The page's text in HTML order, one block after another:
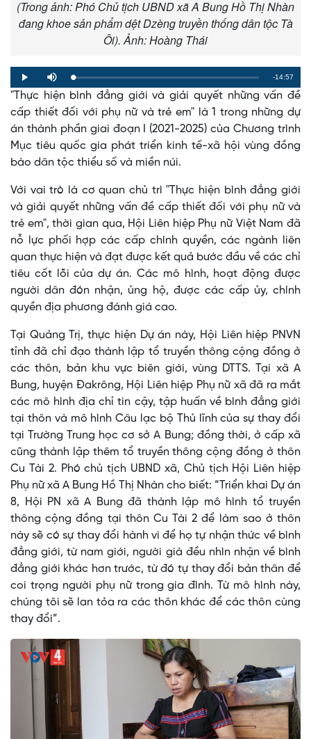
(Trong ảnh: Phó Chủ tịch UBND xã A Bung Hồ Thị Nhàn
đang khoe sản phẩm dệt Dzèng truyền thống dân tộc Tà
Ôi). Ảnh: Hoàng Thái
Play Mute Loaded:
0%
Progress:
0%
Remaining
Time
-14:57
"Thực hiện bình đẳng giới và giải quyết những vấn đề
cấp thiết đối với phụ nữ và trẻ em" là 1 trong những dự
án thành phần giai đoạn I (2021-2025) của Chương trình
Mục tiêu quốc gia phát triển kinh tế-xã hội vùng đồng
bào dân tộc thiểu số và miền núi.
Với vai trò là cơ quan chủ trì "Thực hiện bình đẳng giới
và giải quyết những vấn đề cấp thiết đối với phụ nữ và
trẻ em", thời gian qua, Hội Liên hiệp Phụ nữ Việt Nam đã
nỗ lực phối hợp các cấp chính quyền, các ngành liên
quan thực hiện và đạt được kết quả bước đầu về các chỉ
tiêu cốt lõi của dự án. Các mô hình, hoạt động được
người dân đón nhận, ủng hộ, được các cấp ủy, chính
quyền địa phương đánh giá cao.
Tại Quảng Trị, thực hiện Dự án này, Hội Liên hiệp PNVN
tỉnh đã chỉ đạo thành lập tổ truyền thông cộng đồng ở
các thôn, bản khu vực biên giới, vùng DTTS. Tại xã A
Bung, huyện Đakrông, Hội Liên hiệp Phụ nữ xã đã ra mắt
các mô hình địa chỉ tin cậy, tập huấn về bình đẳng giới
tại thôn và mô hình Câu lạc bộ Thủ lĩnh của sự thay đổi
tại Trường Trung học cơ sở A Bung; đồng thời, ở cấp xã
cũng thành lập thêm tổ truyền thông cộng đồng ở thôn
Cu Tài 2. Phó chủ tịch UBND xã, Chủ tịch Hội Liên hiệp
Phụ nữ xã A Bung Hồ Thị Nhàn cho biết: “Triển khai Dự án
8, Hội PN xã A Bung đã thành lập mô hình tổ truyền
thông cộng đồng tại thôn Cu Tài 2 để làm sao ở thôn
này sẽ có sự thay đổi hành vi để họ tự nhận thức về bình
đẳng giới, từ nam giới, người già đều nhìn nhận về bình
đẳng giới khác hơn trước, từ đó tự thay đổi bản thân để
coi trọng người phụ nữ trong gia đình. Từ mô hình này,
chúng tôi sẽ lan tỏa ra các thôn khác để các thôn cùng
thay đổi”.